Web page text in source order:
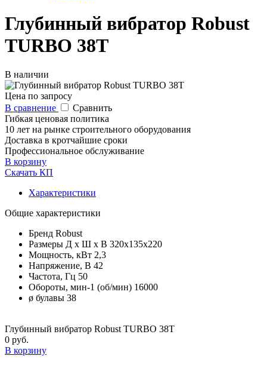
Глубинный вибратор Robust
TURBO 38T
В наличии
Цена по запросу
В сравнение
Сравнить
Гибкая ценовая политика
10 лет на рынке строительного оборудования
Доставка в кротчайшие сроки
Профессиональное обслуживание
В корзину
Скачать КП
Характеристики
Общие характеристики
Бренд Robust
Размеры Д х Ш х В 320х135х220
Мощность, кВт 2,3
Напряжение, В 42
Частота, Гц 50
Обороты, мин-1 (об/мин) 16000
ø булавы 38
Глубинный вибратор Robust TURBO 38T
0 руб.
В корзину